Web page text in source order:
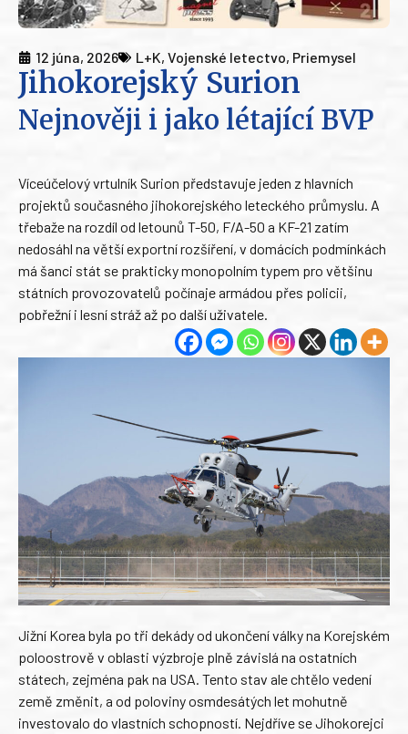
12 júna, 2026 L+K, Vojenské letectvo, Priemysel
Jihokorejský Surion
Nejnověji i jako létající BVP
Víceúčelový vrtulník Surion představuje jeden z hlavních
projektů současného jihokorejského leteckého průmyslu. A
třebaže na rozdíl od letounů T-50, F/A-50 a KF-21 zatím
nedosáhl na větší exportní rozšíření, v domácích podmínkách
má šanci stát se prakticky monopolním typem pro většinu
státních provozovatelů počínaje armádou přes policii,
pobřežní i lesní stráž až po další uživatele.
Jižní Korea byla po tři dekády od ukončení války na Korejském
poloostrově v oblasti výzbroje plně závislá na ostatních
státech, zejména pak na USA. Tento stav ale chtělo vedení
země změnit, a od poloviny osmdesátých let mohutně
investovalo do vlastních schopností. Nejdříve se Jihokorejci